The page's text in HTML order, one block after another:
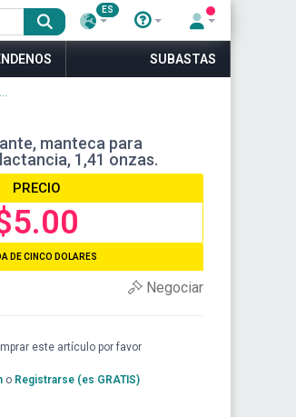
ES
SUBASTAS
manteca para
1,41 onzas.
PRECIO
DE CINCO DOLARES
Negociar
este artículo por favor
o Registrarse (es GRATIS)